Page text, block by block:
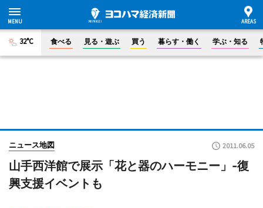
32°C 食べる 見る・遊ぶ 買う 暮らす・働く 学ぶ・知る
ニュース地図 2011.06.05
山手西洋館で展示「花と器のハーモニー」-復
興支援イベントも